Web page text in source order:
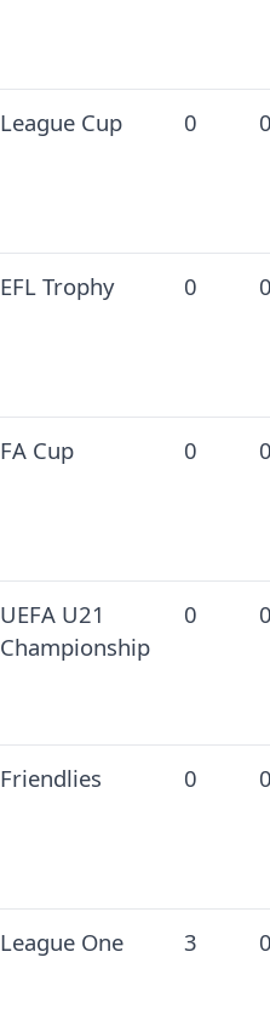
League Cup 0
EFL Trophy 0
FA Cup 0
UEFA U21
Championship
0
Friendlies 0
League One 3